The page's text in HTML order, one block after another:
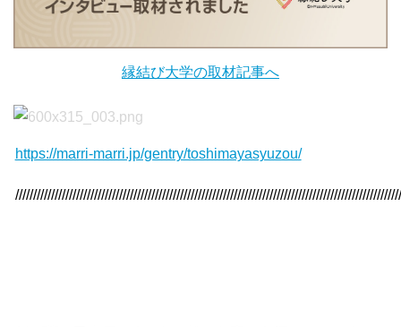
縁結び大学の取材記事へ
https://marri-marri.jp/gentry/toshimayasyuzou/